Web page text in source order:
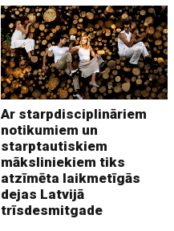
Ar starpdisciplināriem
notikumiem un
starptautiskiem
māksliniekiem tiks
atzīmēta laikmetīgās
dejas Latvijā
trīsdesmitgade